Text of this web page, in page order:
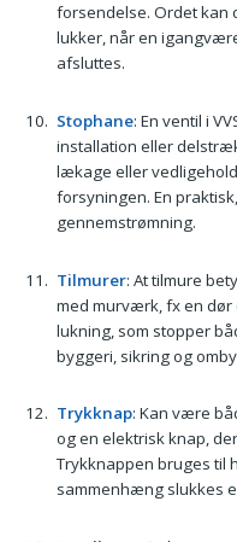
forsendelse. Ordet kan
lukker, når en
afsluttes.
Stophane: En ventil i
installation eller
lækage eller
forsyningen. En
gennemstrømning.
Tilmurer: At tilmure
med murværk, fx en dør
lukning, som stopper
byggeri, sikring og
Trykknap: Kan være
og en elektrisk knap,
Trykknappen bruges til
sammenhæng slukkes